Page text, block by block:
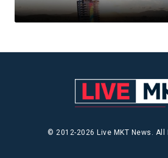
© 2012-2026 Live MKT News. All